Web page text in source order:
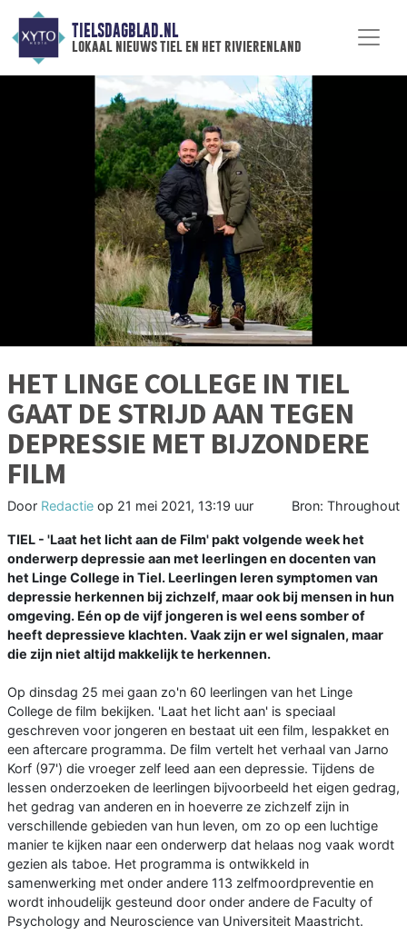
TIELSDAGBLAD.NL
lokaal nieuws tiel en het rivierenland
HET LINGE COLLEGE IN TIEL
GAAT DE STRIJD AAN TEGEN
DEPRESSIE MET BIJZONDERE
FILM
Door Redactie op 21 mei 2021, 13:19 uur Bron: Throughout
TIEL - 'Laat het licht aan de Film' pakt volgende week het
onderwerp depressie aan met leerlingen en docenten van
het Linge College in Tiel. Leerlingen leren symptomen van
depressie herkennen bij zichzelf, maar ook bij mensen in hun
omgeving. Eén op de vijf jongeren is wel eens somber of
heeft depressieve klachten. Vaak zijn er wel signalen, maar
die zijn niet altijd makkelijk te herkennen.
Op dinsdag 25 mei gaan zo'n 60 leerlingen van het Linge
College de film bekijken. 'Laat het licht aan' is speciaal
geschreven voor jongeren en bestaat uit een film, lespakket en
een aftercare programma. De film vertelt het verhaal van Jarno
Korf (97') die vroeger zelf leed aan een depressie. Tijdens de
lessen onderzoeken de leerlingen bijvoorbeeld het eigen gedrag,
het gedrag van anderen en in hoeverre ze zichzelf zijn in
verschillende gebieden van hun leven, om zo op een luchtige
manier te kijken naar een onderwerp dat helaas nog vaak wordt
gezien als taboe. Het programma is ontwikkeld in
samenwerking met onder andere 113 zelfmoordpreventie en
wordt inhoudelijk gesteund door onder andere de Faculty of
Psychology and Neuroscience van Universiteit Maastricht.